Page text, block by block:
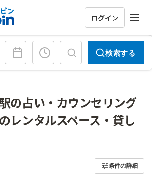
ログイン
会場タイプ 検索する
の占い・カウンセリング
レンタルスペース・貸し
条件の詳細